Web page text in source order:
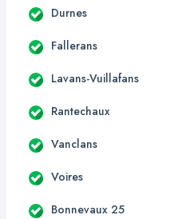
Durnes
Fallerans
Lavans-Vuillafans
Rantechaux
Vanclans
Voires
Bonnevaux 25